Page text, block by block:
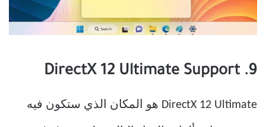
9. DirectX 12 Ultimate Support
DirectX 12 Ultimate هو المكان الذي ستكون فيه